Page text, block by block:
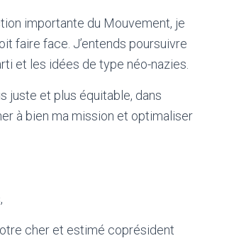
importante du Mouvement, je
faire face. J’entends poursuivre
et les idées de type néo-nazies.
juste et plus équitable, dans
à bien ma mission et optimaliser
cher et estimé coprésident